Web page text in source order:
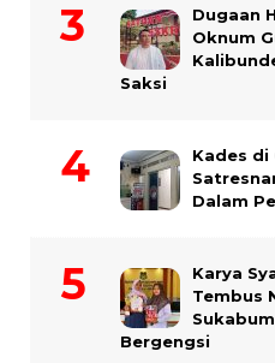
Dugaan
Oknum
Saksi
Kades di
Dalam
Karya
Tembus
Bergengsi